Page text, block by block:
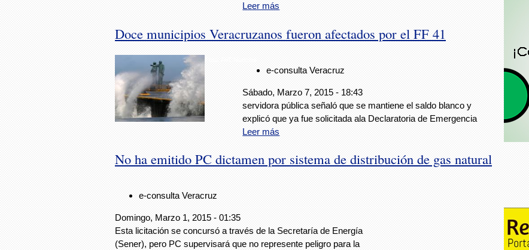
Leer más
Doce municipios Veracruzanos fueron afectados por el FF 41
e-consulta Veracruz
Sábado, Marzo 7, 2015 - 18:43
servidora pública señaló que se mantiene el saldo blanco y
explicó que ya fue solicitada ala Declaratoria de Emergencia
Leer más
No ha emitido PC dictamen por sistema de distribución de gas natural
e-consulta Veracruz
Domingo, Marzo 1, 2015 - 01:35
Esta licitación se concursó a través de la Secretaría de Energía
(Sener), pero PC supervisará que no represente peligro para la